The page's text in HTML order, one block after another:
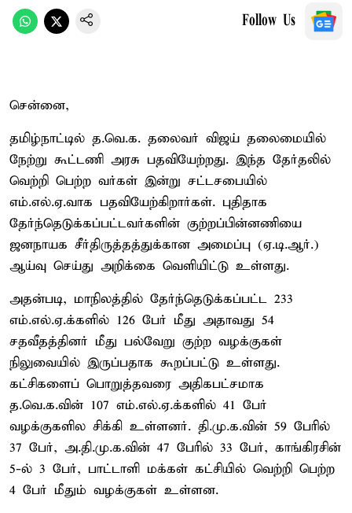
Follow Us
சென்னை,
தமிழ்நாட்டில் த.வெ.க. தலைவர் விஜய் தலைமையில்
நேற்று கூட்டணி அரசு பதவியேற்றது. இந்த தேர்தலில்
வெற்றி பெற்ற வர்கள் இன்று சட்டசபையில்
எம்.எல்.ஏ.வாக பதவியேற்கிறார்கள். புதிதாக
தேர்ந்தெடுக்கப்பட்டவர்களின் குற்றப்பின்னணியை
ஜனநாயக சீர்திருத்தத்துக்கான அமைப்பு (ஏ.டி.ஆர்.)
ஆய்வு செய்து அறிக்கை வெளியிட்டு உள்ளது.
அதன்படி, மாநிலத்தில் தேர்ந்தெடுக்கப்பட்ட 233
எம்.எல்.ஏ.க்களில் 126 பேர் மீது அதாவது 54
சதவீதத்தினர் மீது பல்வேறு குற்ற வழக்குகள்
நிலுவையில் இருப்பதாக கூறப்பட்டு உள்ளது.
கட்சிகளைப் பொறுத்தவரை அதிகபட்சமாக
த.வெ.க.வின் 107 எம்.எல்.ஏ.க்களில் 41 பேர்
வழக்குகளில சிக்கி உள்ளனர். தி.மு.க.வின் 59 பேரில்
37 பேர், அ.தி.மு.க.வின் 47 பேரில் 33 பேர், காங்கிரசின்
5-ல் 3 பேர், பாட்டாளி மக்கள் கட்சியில் வெற்றி பெற்ற
4 பேர் மீதும் வழக்குகள் உள்ளன.